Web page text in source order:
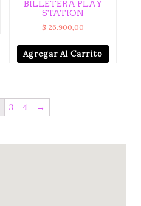
BILLETERA PLAY
STATION
$ 26.900,00
Agregar Al Carrito
3 4 →